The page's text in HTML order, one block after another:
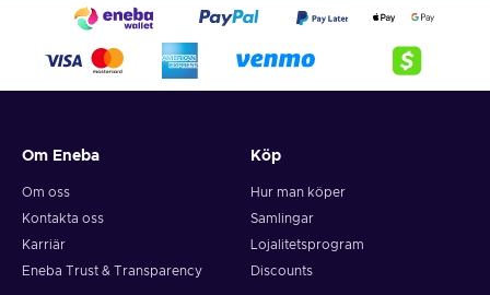
Om Eneba
Om oss
Kontakta oss
Karriär
Eneba Trust & Transparency
Köp
Hur man köper
Samlingar
Lojalitetsprogram
Discounts